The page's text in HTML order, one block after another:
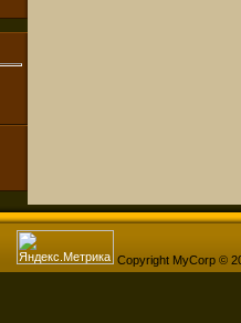
Copyright MyCorp ©